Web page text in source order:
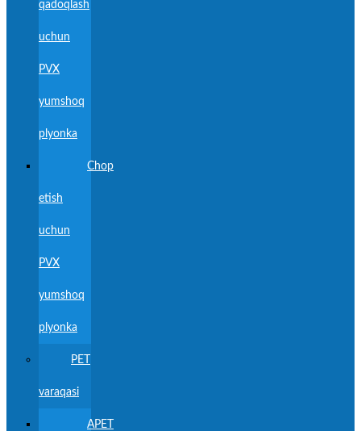
qadoqlash
uchun
PVX
yumshoq
plyonka
Chop
etish
uchun
PVX
yumshoq
plyonka
PET
varaqasi
APET